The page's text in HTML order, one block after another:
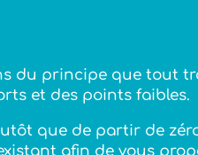
du principe que tout
et des points faibles.
que de partir de
afin de vous